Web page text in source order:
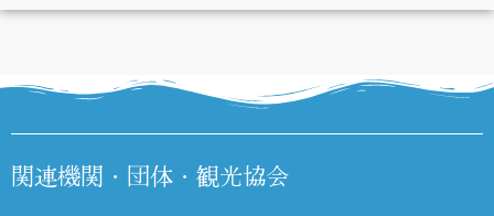
DIARY
関連機関・団体・観光協会